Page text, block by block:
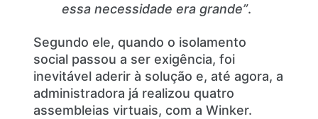
essa necessidade era grande”.
Segundo ele, quando o isolamento
social passou a ser exigência, foi
inevitável aderir à solução e, até agora, a
administradora já realizou quatro
assembleias virtuais, com a Winker.